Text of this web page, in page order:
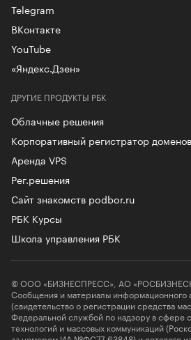
ДРУГИЕ ПРОДУКТЫ РБК
Облачные решения
Корпоративный регистратор доменов
Аренда VPS
Рег.решения
Сайт знакомств podbor.ru
РБК Курсы
Школа управления РБК
Telegram
ВКонтакте
YouTube
«Яндекс.Дзен»
© ООО «БИЗНЕСПРЕСС», АО
Сообщения и материалы информационного
(свидетельство о регистрации средства
Федеральной службой по надзору в сфере
технологий и массовых коммуникаций